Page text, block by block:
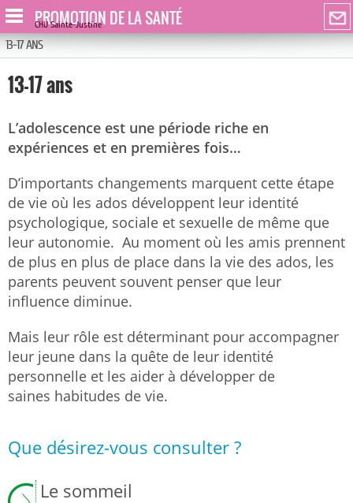
PROMOTION DE LA SANTÉ
CHU Sainte-Justine
13-17 ANS
13-17 ans
L’adolescence est une période riche en
expériences et en premières fois…
D’importants changements marquent cette étape
de vie où les ados développent leur identité
psychologique, sociale et sexuelle de même que
leur autonomie. Au moment où les amis prennent
de plus en plus de place dans la vie des ados, les
parents peuvent souvent penser que leur
influence diminue.
Mais leur rôle est déterminant pour accompagner
leur jeune dans la quête de leur identité
personnelle et les aider à développer de
saines habitudes de vie.
Que désirez-vous consulter ?
Le sommeil